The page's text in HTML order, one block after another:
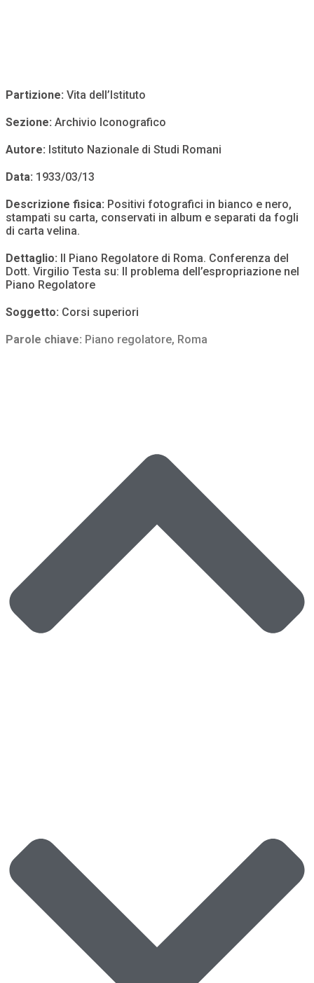
Partizione: Vita dell’Istituto
Sezione: Archivio Iconografico
Autore: Istituto Nazionale di Studi Romani
Data: 1933/03/13
Descrizione fisica: Positivi fotografici in bianco e nero,
stampati su carta, conservati in album e separati da fogli
di carta velina.
Dettaglio: Il Piano Regolatore di Roma. Conferenza del
Dott. Virgilio Testa su: Il problema dell’espropriazione nel
Piano Regolatore
Soggetto: Corsi superiori
Parole chiave: Piano regolatore, Roma